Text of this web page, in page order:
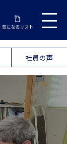
気になるリスト
社員の声